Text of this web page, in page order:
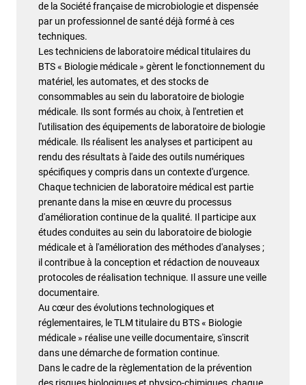
de la Société française de microbiologie et dispensée
par un professionnel de santé déjà formé à ces
techniques.
Les techniciens de laboratoire médical titulaires du
BTS « Biologie médicale » gèrent le fonctionnement du
matériel, les automates, et des stocks de
consommables au sein du laboratoire de biologie
médicale. Ils sont formés au choix, à l'entretien et
l'utilisation des équipements de laboratoire de biologie
médicale. Ils réalisent les analyses et participent au
rendu des résultats à l'aide des outils numériques
spécifiques y compris dans un contexte d'urgence.
Chaque technicien de laboratoire médical est partie
prenante dans la mise en œuvre du processus
d'amélioration continue de la qualité. Il participe aux
études conduites au sein du laboratoire de biologie
médicale et à l'amélioration des méthodes d'analyses ;
il contribue à la conception et rédaction de nouveaux
protocoles de réalisation technique. Il assure une veille
documentaire.
Au cœur des évolutions technologiques et
réglementaires, le TLM titulaire du BTS « Biologie
médicale » réalise une veille documentaire, s'inscrit
dans une démarche de formation continue.
Dans le cadre de la règlementation de la prévention